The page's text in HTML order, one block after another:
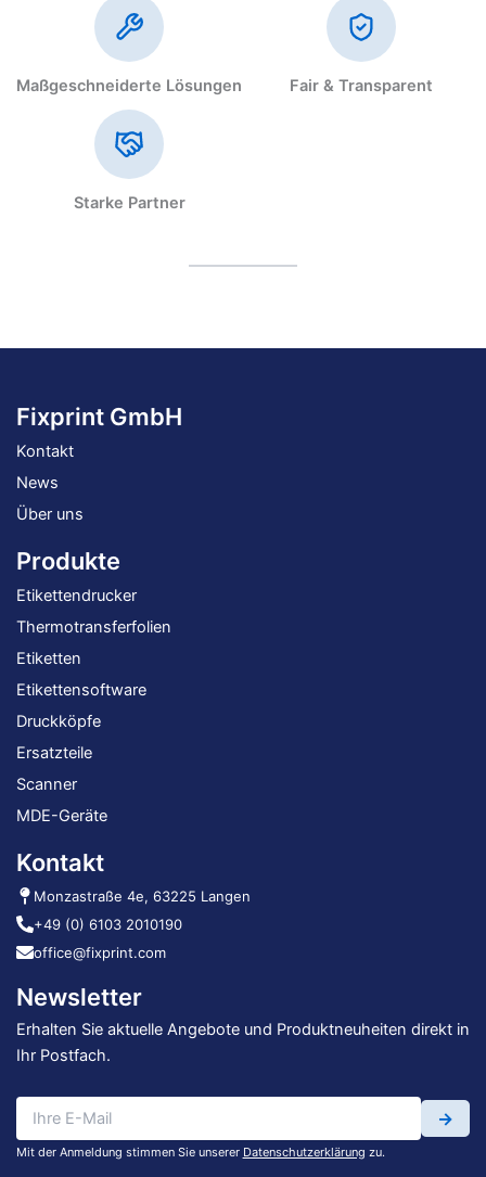
Maßgeschneiderte Lösungen Fair & Transparent
Starke Partner
Fixprint GmbH
Kontakt
News
Über uns
Produkte
Etikettendrucker
Thermotransferfolien
Etiketten
Etikettensoftware
Druckköpfe
Ersatzteile
Scanner
MDE-Geräte
Kontakt
Monzastraße 4e, 63225 Langen
+49 (0) 6103 2010190
office@fixprint.com
Newsletter
Erhalten Sie aktuelle Angebote und Produktneuheiten direkt in
Ihr Postfach.
→
Mit der Anmeldung stimmen Sie unserer Datenschutzerklärung zu.